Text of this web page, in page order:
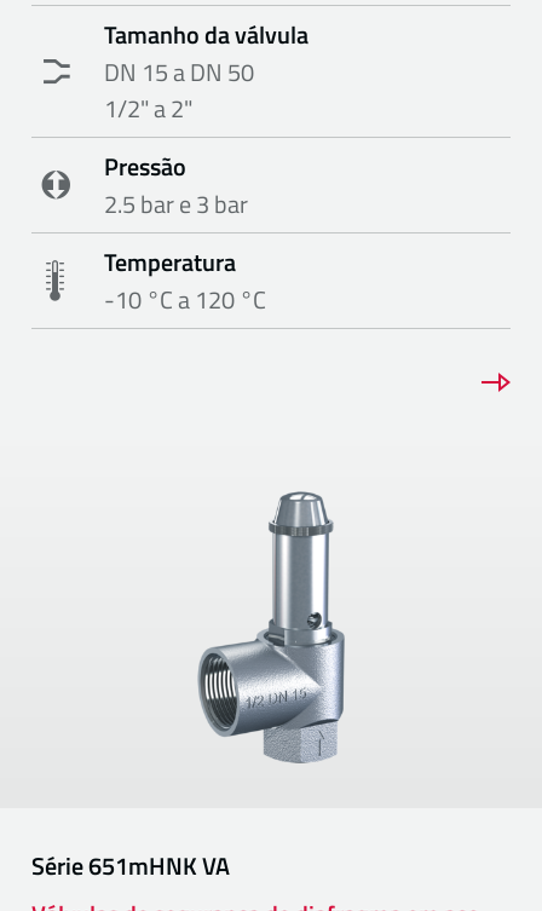
Tamanho da válvula
DN 15 a DN 50
1/2" a 2"
Pressão
2.5 bar e 3 bar
Temperatura
-10 °C a 120 °C
Série651mHNK VA